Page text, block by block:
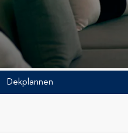
Dekplannen